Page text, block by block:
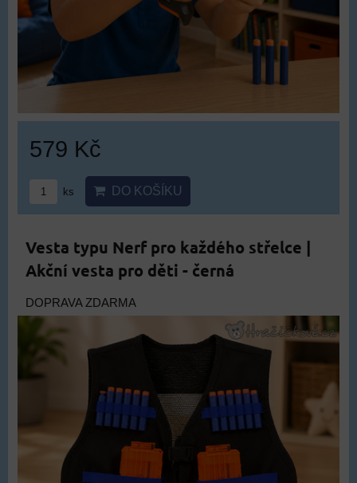
579 Kč
ks DO KOŠÍKU
Vesta typu Nerf pro každého střelce |
Akční vesta pro děti - černá
DOPRAVA ZDARMA